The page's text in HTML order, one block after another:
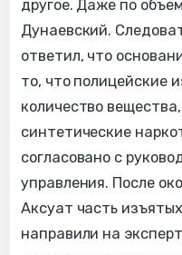
другое. Даже по
Дунаевский.
ответил, что
то, что полицейские
количество
синтетические
согласовано с
управления. После
Аксуат часть
направили на